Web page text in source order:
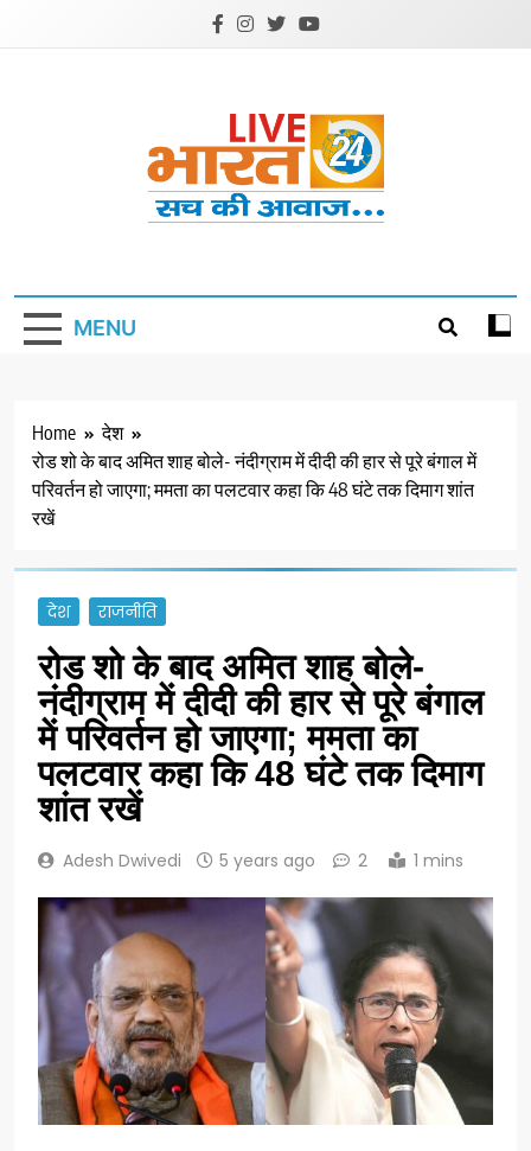
MENU
Home
देश
रोड शो के बाद अमित शाह बोले- नंदीग्राम में दीदी की हार से पूरे बंगाल में
परिवर्तन हो जाएगा; ममता का पलटवार कहा कि 48 घंटे तक दिमाग शांत
रखें
देश राजनीति
रोड शो के बाद अमित शाह बोले-
नंदीग्राम में दीदी की हार से पूरे बंगाल
में परिवर्तन हो जाएगा; ममता का
पलटवार कहा कि 48 घंटे तक दिमाग
शांत रखें
Adesh Dwivedi 5 years ago 2 1 mins